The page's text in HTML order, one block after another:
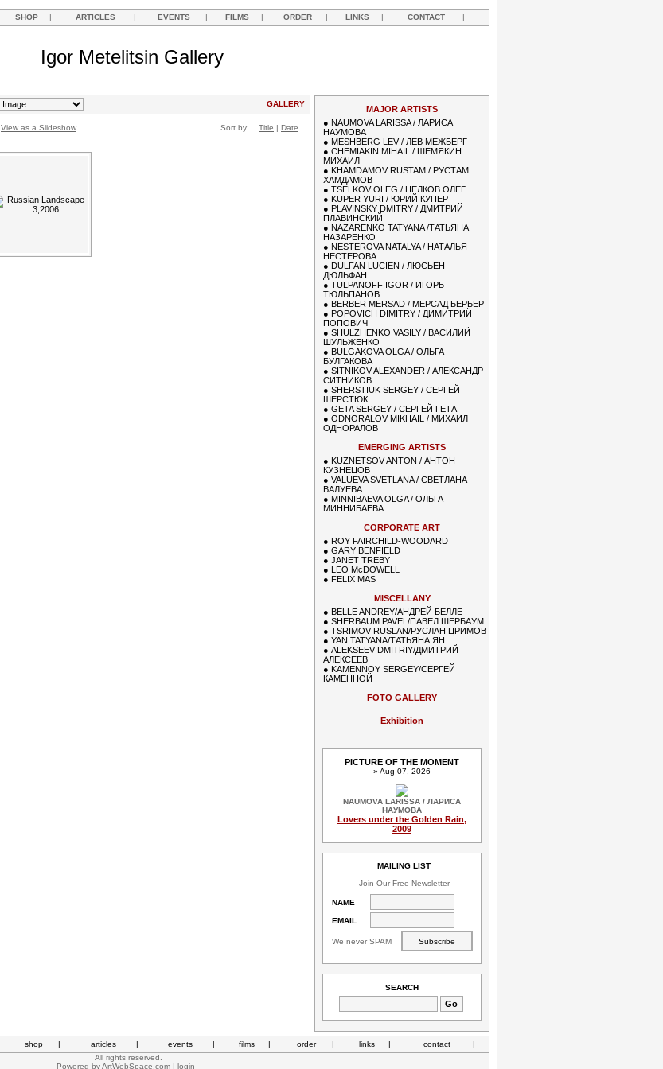
SHOP | ARTICLES | EVENTS | FILMS | ORDER | LINKS | CONTACT |
Igor Metelitsin Gallery
GALLERY
View as a Slideshow Sort by: Title | Date
MAJOR ARTISTS
● NAUMOVA LARISSA / ЛАРИСА
НАУМОВА
● MESHBERG LEV / ЛЕВ МЕЖБЕРГ
● CHEMIAKIN MIHAIL / ШЕМЯКИН
МИХАИЛ
● KHAMDAMOV RUSTAM / РУСТАМ
ХАМДАМОВ
● TSELKOV OLEG / ЦЕЛКОВ ОЛЕГ
● KUPER YURI / ЮРИЙ КУПЕР
● PLAVINSKY DMITRY / ДМИТРИЙ
ПЛАВИНСКИЙ
● NAZARENKO TATYANA /ТАТЬЯНА
НАЗАРЕНКО
● NESTEROVA NATALYA / НАТАЛЬЯ
НЕСТЕРОВА
● DULFAN LUCIEN / ЛЮСЬЕН
ДЮЛЬФАН
● TULPANOFF IGOR / ИГОРЬ
ТЮЛЬПАНОВ
● BERBER MERSAD / МЕРСАД БЕРБЕР
● POPOVICH DIMITRY / ДИМИТРИЙ
ПОПОВИЧ
● SHULZHENKO VASILY / ВАСИЛИЙ
ШУЛЬЖЕНКО
● BULGAKOVA OLGA / ОЛЬГА
БУЛГАКОВА
● SITNIKOV ALEXANDER / АЛЕКСАНДР
СИТНИКОВ
● SHERSTIUK SERGEY / СЕРГЕЙ
ШЕРСТЮК
● GETA SERGEY / СЕРГЕЙ ГЕТА
● ODNORALOV MIKHAIL / МИХАИЛ
ОДНОРАЛОВ
EMERGING ARTISTS
● KUZNETSOV ANTON / АНТОН
КУЗНЕЦОВ
● VALUEVA SVETLANA / СВЕТЛАНА
ВАЛУЕВА
● MINNIBAEVA OLGA / ОЛЬГА
МИННИБАЕВА
CORPORATE ART
● ROY FAIRCHILD-WOODARD
● GARY BENFIELD
● JANET TREBY
● LEO McDOWELL
● FELIX MAS
MISCELLANY
● BELLE ANDREY/АНДРЕЙ БЕЛЛЕ
● SHERBAUM PAVEL/ПАВЕЛ ШЕРБАУМ
● TSRIMOV RUSLAN/РУСЛАН ЦРИМОВ
● YAN TATYANA/ТАТЬЯНА ЯН
● ALEKSEEV DMITRIY/ДМИТРИЙ
АЛЕКСЕЕВ
● KAMENNOY SERGEY/СЕРГЕЙ
КАМЕННОЙ
FOTO GALLERY
Exhibition
PICTURE OF THE MOMENT
» Aug 07, 2026
NAUMOVA LARISSA / ЛАРИСА
НАУМОВА
Lovers under the Golden Rain,
2009
MAILING LIST
Join Our Free Newsletter
NAME
EMAIL
We never SPAM
SEARCH
shop | articles | events | films | order | links | contact
|
All rights reserved.
Powered byArtWebSpace.com | login